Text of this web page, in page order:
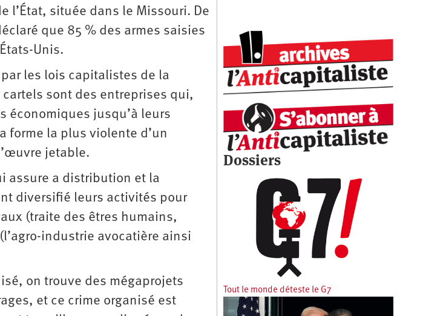
l’État, située dans le Missouri. De
que 85 % des armes saisies
Unis.
les lois capitalistes de la
sont des entreprises qui,
économiques jusqu’à leurs
forme la plus violente d’un
jetable.
assure a distribution et la
diversifié leurs activités pour
(traite des êtres humains,
industrie avocatière ainsi
on trouve des mégaprojets
et ce crime organisé est
Dossiers
Tout le monde déteste le G7